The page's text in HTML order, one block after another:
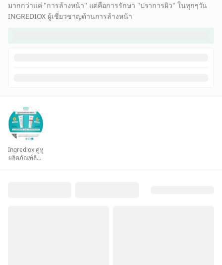
มากกว่าแค่ "การล้างหน้า" แต่คือการรักษา "ปราการผิว" ในทุกๆวัน
INGREDIOX ผู้เชี่ยวชาญด้านการล้างหน้า
Ingrediox คู่หู
ผลิตภัณฑ์ล้าง